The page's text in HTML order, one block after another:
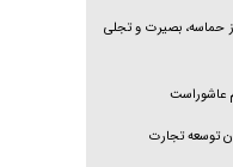
حماسه، بصیرت و تجلی
عاشوراست
توسعه تجارت